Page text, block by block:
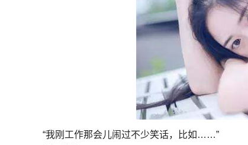
“我刚工作那会儿闹过不少笑话，比如……”